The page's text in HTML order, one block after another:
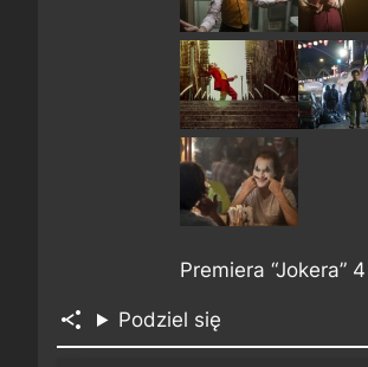
Premiera “Jokera”
Podziel się